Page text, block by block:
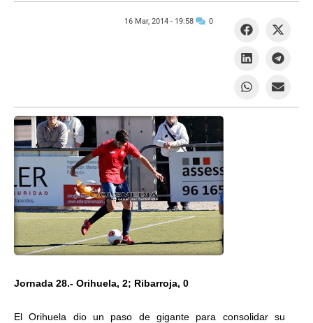
Jornada 28.- Orihuela, 2; Ribarroja, 0
El Orihuela dio un paso de gigante para consolidar su
16 Mar, 2014 - 19:58 0